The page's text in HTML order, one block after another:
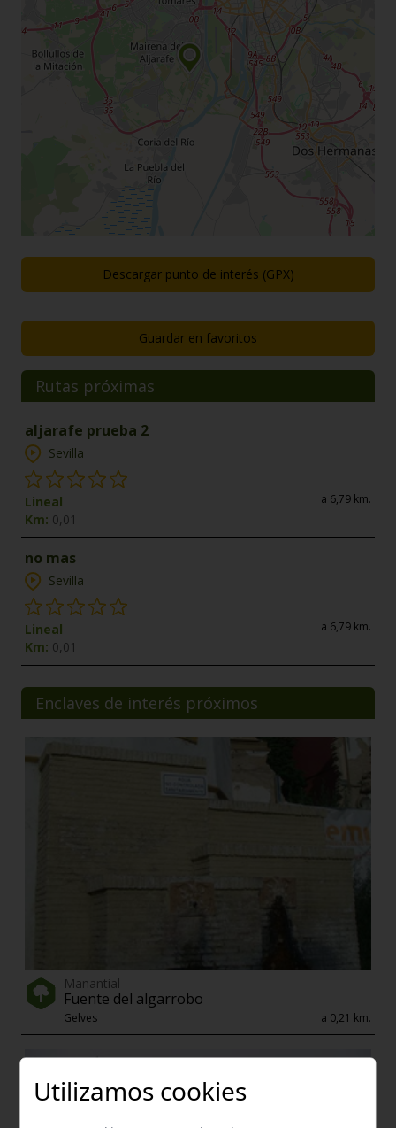
Descargar punto de interés (GPX)
Guardar en favoritos
Rutas próximas
aljarafe prueba 2
Sevilla
Lineal
Km: 0,01
a 6,79 km.
no mas
Sevilla
Lineal
Km: 0,01
a 6,79 km.
Enclaves de interés próximos
Manantial
Fuente del algarrobo
Gelves a 0,21 km.
Utilizamos cookies